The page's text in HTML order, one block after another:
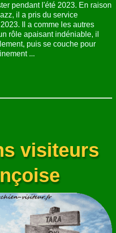
pendant l'été 2023. En raison
il a pris du service
Il a comme les autres
rôle apaisant indéniable, il
puis se couche pour
...
visiteurs